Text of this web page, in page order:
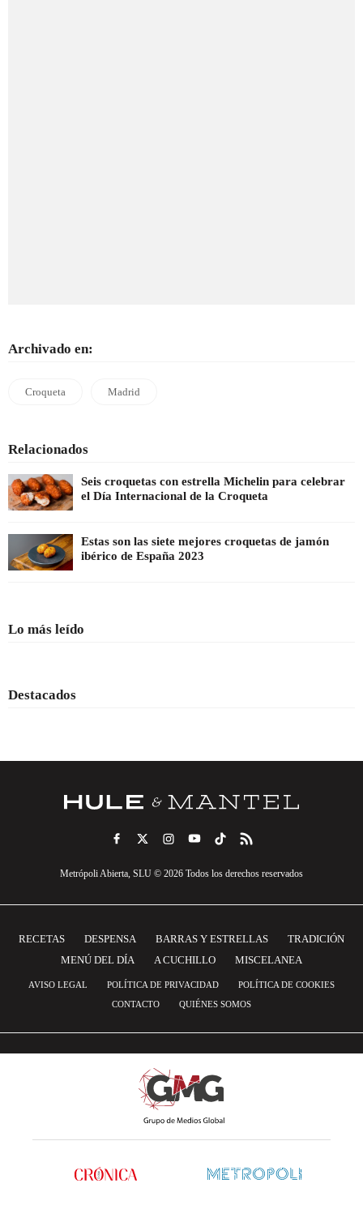
Archivado en:
Croqueta Madrid
Relacionados
Seis croquetas con estrella Michelin para celebrar
el Día Internacional de la Croqueta
Estas son las siete mejores croquetas de jamón
ibérico de España 2023
Lo más leído
Destacados
Metrópoli Abierta, SLU © 2026 Todos los derechos reservados
RECETAS DESPENSA BARRAS Y ESTRELLAS
TRADICIÓN
MENÚ DEL DÍA
A CUCHILLO MISCELANEA
AVISO LEGAL POLÍTICA DE PRIVACIDAD
POLÍTICA DE COOKIES
CONTACTO
QUIÉNES SOMOS